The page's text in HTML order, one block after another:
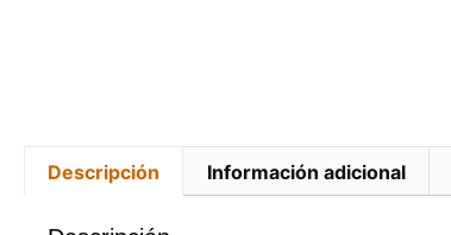
Descripción Información adicional